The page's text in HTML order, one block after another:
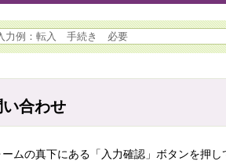
合わせ
ムの真下にある「入力確認」ボタンを押し